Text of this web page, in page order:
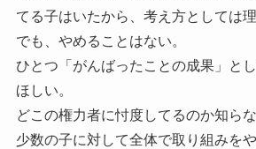
てる子はいたから、考え方としては理
でも、やめることはない。
ひとつ「がんばったことの成果」と
ほしい。
どこの権力者に忖度してるのか知ら
少数の子に対して全体で取り組みを